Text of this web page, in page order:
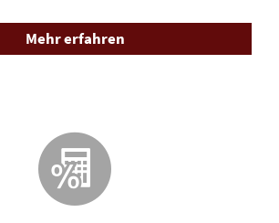
Mehr erfahren